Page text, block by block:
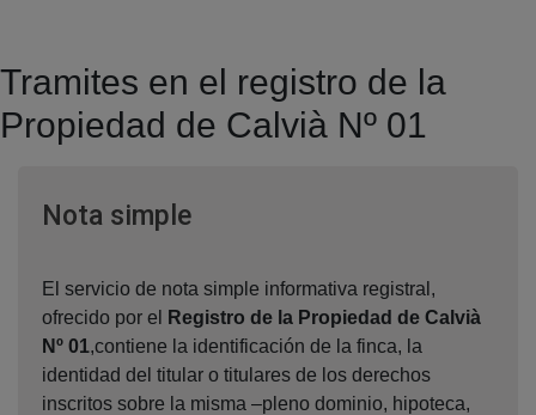
Tramites en el registro de la
Propiedad de Calvià Nº 01
Nota simpleVentana nueva
El servicio de nota simple informativa registral,
ofrecido por el
Registro de la Propiedad de Calvià
Nº 01,contiene la identificación de la finca, la
identidad del titular o titulares de los derechos
inscritos sobre la misma –pleno dominio, hipoteca,